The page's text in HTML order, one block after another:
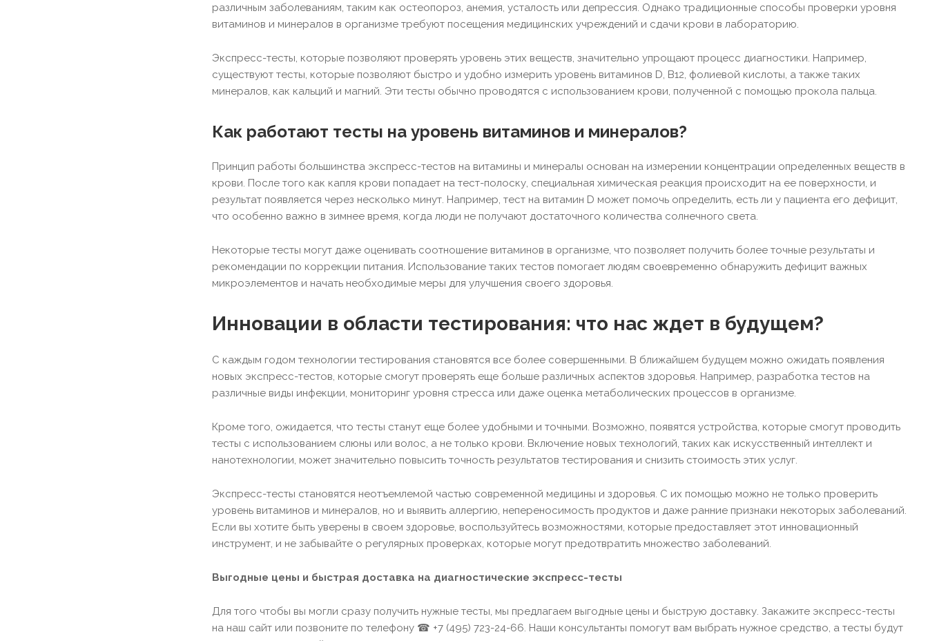
различным заболеваниям, таким как остеопороз, анемия, усталость или депрессия. Однако традиционные способы проверки уровня
витаминов и минералов в организме требуют посещения медицинских учреждений и сдачи крови в лабораторию.
Экспресс-тесты, которые позволяют проверять уровень этих веществ, значительно упрощают процесс диагностики. Например,
существуют тесты, которые позволяют быстро и удобно измерить уровень витаминов D, B12, фолиевой кислоты, а также таких
минералов, как кальций и магний. Эти тесты обычно проводятся с использованием крови, полученной с помощью прокола пальца.
Как работают тесты на уровень витаминов и минералов?
Принцип работы большинства экспресс-тестов на витамины и минералы основан на измерении концентрации определенных веществ в
крови. После того как капля крови попадает на тест-полоску, специальная химическая реакция происходит на ее поверхности, и
результат появляется через несколько минут. Например, тест на витамин D может помочь определить, есть ли у пациента его дефицит,
что особенно важно в зимнее время, когда люди не получают достаточного количества солнечного света.
Некоторые тесты могут даже оценивать соотношение витаминов в организме, что позволяет получить более точные результаты и
рекомендации по коррекции питания. Использование таких тестов помогает людям своевременно обнаружить дефицит важных
микроэлементов и начать необходимые меры для улучшения своего здоровья.
Инновации в области тестирования: что нас ждет в будущем?
С каждым годом технологии тестирования становятся все более совершенными. В ближайшем будущем можно ожидать появления
новых экспресс-тестов, которые смогут проверять еще больше различных аспектов здоровья. Например, разработка тестов на
различные виды инфекции, мониторинг уровня стресса или даже оценка метаболических процессов в организме.
Кроме того, ожидается, что тесты станут еще более удобными и точными. Возможно, появятся устройства, которые смогут проводить
тесты с использованием слюны или волос, а не только крови. Включение новых технологий, таких как искусственный интеллект и
нанотехнологии, может значительно повысить точность результатов тестирования и снизить стоимость этих услуг.
Экспресс-тесты становятся неотъемлемой частью современной медицины и здоровья. С их помощью можно не только проверить
уровень витаминов и минералов, но и выявить аллергию, непереносимость продуктов и даже ранние признаки некоторых заболеваний.
Если вы хотите быть уверены в своем здоровье, воспользуйтесь возможностями, которые предоставляет этот инновационный
инструмент, и не забывайте о регулярных проверках, которые могут предотвратить множество заболеваний.
Выгодные цены и быстрая доставка на диагностические экспресс-тесты
Для того чтобы вы могли сразу получить нужные тесты, мы предлагаем выгодные цены и быструю доставку. Закажите экспресс-тесты
на наш сайт или позвоните по телефону ☎ +7 (495) 723-24-66. Наши консультанты помогут вам выбрать нужное средство, а тесты будут